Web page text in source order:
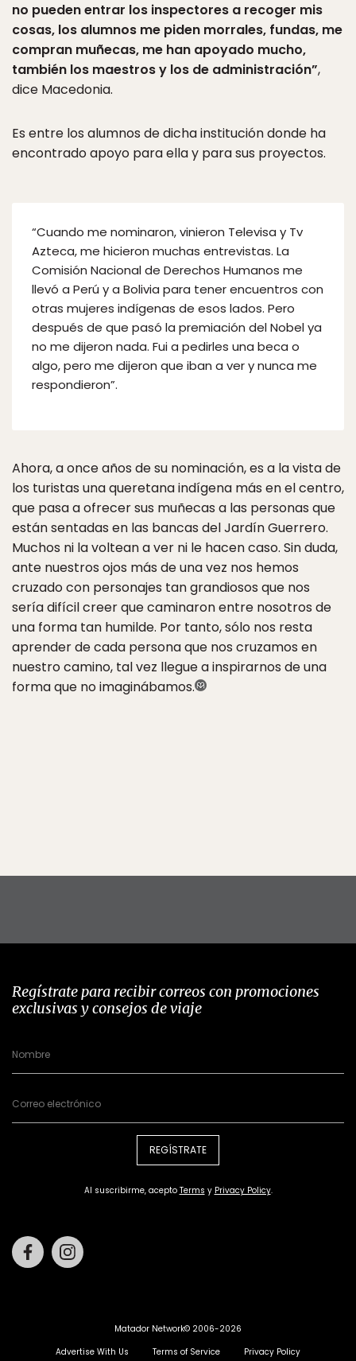
no pueden entrar los inspectores a recoger mis
cosas, los alumnos me piden morrales, fundas, me
compran muñecas, me han apoyado mucho,
también los maestros y los de administración”,
dice Macedonia.
Es entre los alumnos de dicha institución donde ha
encontrado apoyo para ella y para sus proyectos.
“Cuando me nominaron, vinieron Televisa y Tv
Azteca, me hicieron muchas entrevistas. La
Comisión Nacional de Derechos Humanos me
llevó a Perú y a Bolivia para tener encuentros con
otras mujeres indígenas de esos lados. Pero
después de que pasó la premiación del Nobel ya
no me dijeron nada. Fui a pedirles una beca o
algo, pero me dijeron que iban a ver y nunca me
respondieron”.
Ahora, a once años de su nominación, es a la vista de
los turistas una queretana indígena más en el centro,
que pasa a ofrecer sus muñecas a las personas que
están sentadas en las bancas del Jardín Guerrero.
Muchos ni la voltean a ver ni le hacen caso. Sin duda,
ante nuestros ojos más de una vez nos hemos
cruzado con personajes tan grandiosos que nos
sería difícil creer que caminaron entre nosotros de
una forma tan humilde. Por tanto, sólo nos resta
aprender de cada persona que nos cruzamos en
nuestro camino, tal vez llegue a inspirarnos de una
forma que no imaginábamos.
Regístrate para recibir correos con promociones
exclusivas y consejos de viaje
REGÍSTRATE
Al suscribirme, acepto Terms y Privacy Policy.
Facebook
Matador Network© 2006-2026
Advertise With Us
Terms of Service Privacy Policy